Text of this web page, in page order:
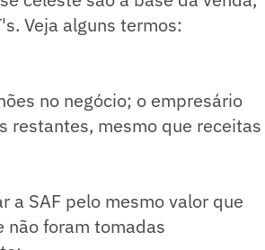
Veja alguns termos:
no negócio; o empresário
restantes, mesmo que receitas
a SAF pelo mesmo valor que
não foram tomadas